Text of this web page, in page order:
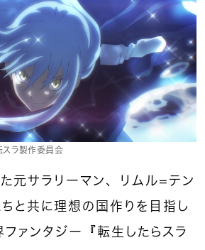
スラ製作委員会
元サラリーマン、リムル＝テン
と共に理想の国作りを目指し
ァンタジー『転生したらスラ